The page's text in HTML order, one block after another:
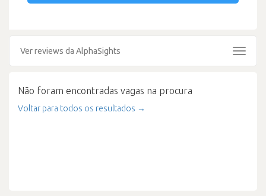
Ver reviews da AlphaSights
Toggle
Não foram encontradas vagas na procura
Voltar para todos os resultados →